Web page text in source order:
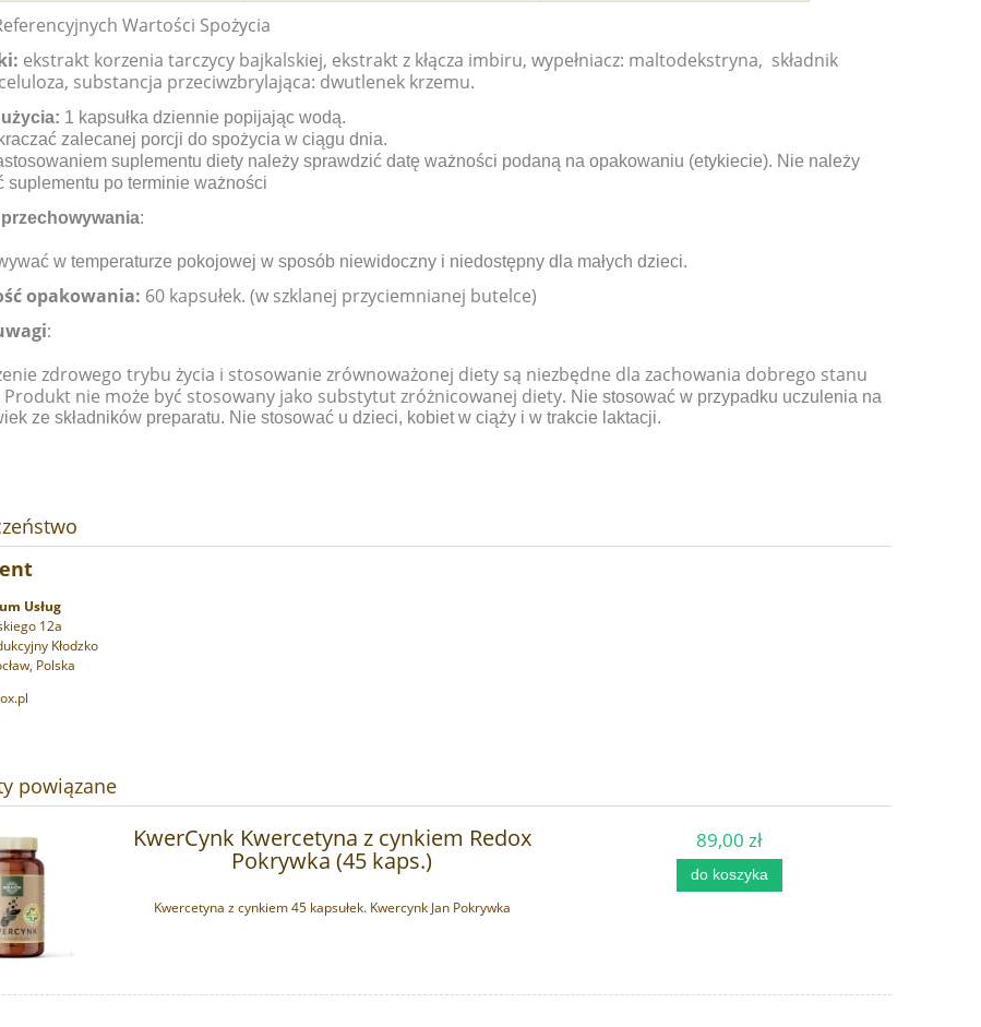
magnezu DUŻA
389,90 zł
regularna:
do koszyka
Wartości Spożycia
ekstrakt korzenia tarczycy bajkalskiej, ekstrakt z kłącza imbiru, wypełniacz: maltodekstryna, składnik
substancja przeciwzbrylająca: dwutlenek krzemu.
1 kapsułka dziennie popijając wodą.
zalecanej porcji do spożycia w ciągu dnia.
suplementu diety należy sprawdzić datę ważności podaną na opakowaniu (etykiecie). Nie należy
suplementu po terminie ważności
:
w temperaturze pokojowej w sposób niewidoczny i niedostępny dla małych dzieci.
opakowania: 60 kapsułek. (w szklanej przyciemnianej butelce)
:
zdrowego trybu życia i stosowanie zrównoważonej diety są niezbędne dla zachowania dobrego stanu
nie może być stosowany jako substytut zróżnicowanej diety. Nie stosować w przypadku uczulenia na
ze składników preparatu. Nie stosować u dzieci, kobiet w ciąży i w trakcie laktacji.
Usług
12a
Kłodzko
Polska
powiązane
KwerCynk Kwercetyna z cynkiem Redox
Pokrywka (45 kaps.)
Kwercetyna z cynkiem 45 kapsułek. Kwercynk Jan Pokrywka
89,00 zł
do koszyka